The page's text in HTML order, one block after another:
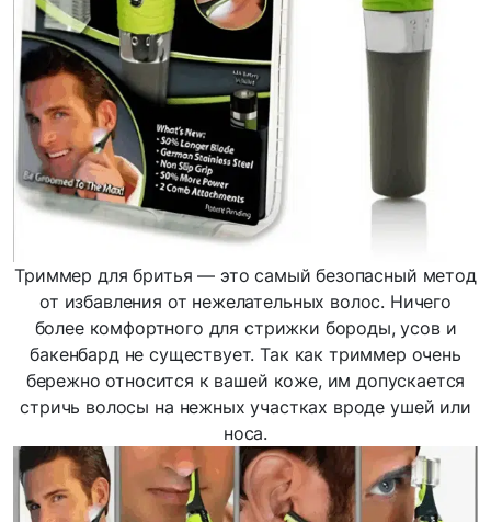
Триммер для бритья — это самый безопасный метод
от избавления от нежелательных волос. Ничего
более комфортного для стрижки бороды, усов и
бакенбард не существует. Так как триммер очень
бережно относится к вашей коже, им допускается
стричь волосы на нежных участках вроде ушей или
носа.